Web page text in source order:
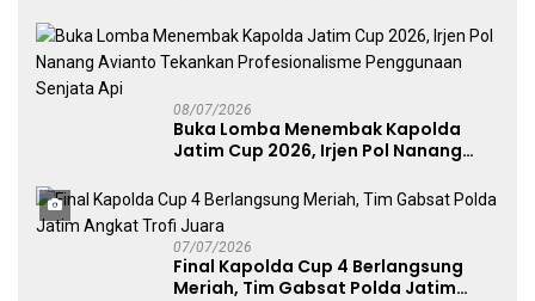
Publik
08/07/2026
Buka Lomba Menembak Kapolda
Jatim Cup 2026, Irjen Pol Nanang
Penggunaan Senjata Api
07/07/2026
Final Kapolda Cup 4 Berlangsung
Meriah, Tim Gabsat Polda Jatim